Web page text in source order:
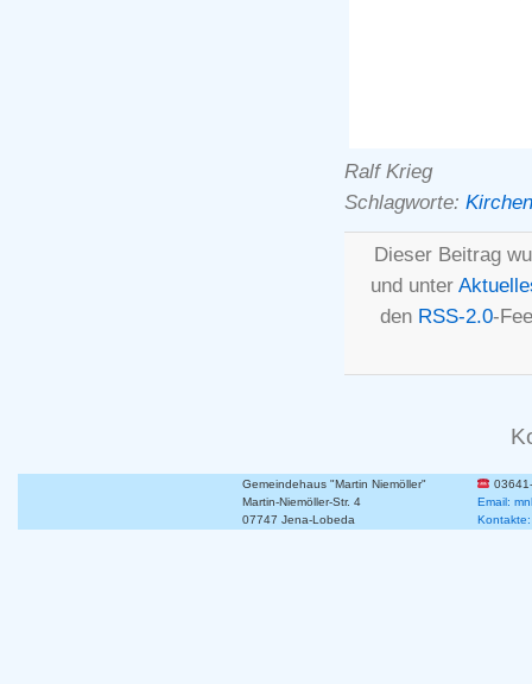
Ralf Krieg
Schlagworte:
Dieser Beitrag
und unter
den RSS-2.0-
Gemeindehaus "Martin Niemöller"
Martin-Niemöller-Str. 4
Email:
07747 Jena-Lobeda